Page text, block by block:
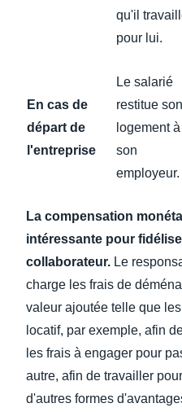
qu'il
pour lui.
En cas de
départ de
l'entreprise
Le salarié
restitue son
logement à
son
employeur.
La compensation
intéressante pour
collaborateur. Le
charge les frais de
valeur ajoutée telle que
locatif, par exemple, afin
les frais à engager pour
autre, afin de travailler
d'autres formes